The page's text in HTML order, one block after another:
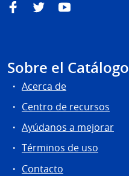
FacebookTwitterYouTube
Sobre el Catálogo
Acerca de
Centro de recursos
Ayúdanos a mejorar
Términos de uso
Contacto